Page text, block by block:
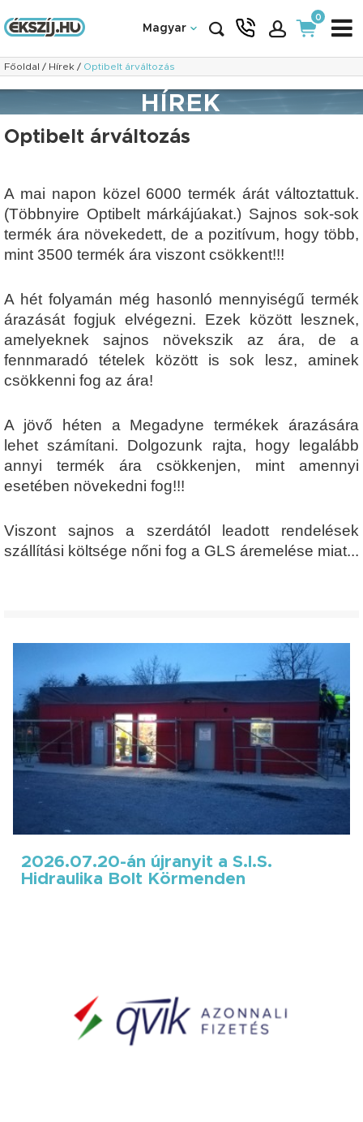
Magyar
0
Főoldal / Hírek / Optibelt árváltozás
HÍREK
Optibelt árváltozás
A mai napon közel 6000 termék árát változtattuk.
(Többnyire Optibelt márkájúakat.) Sajnos sok-sok
termék ára növekedett, de a pozitívum, hogy több,
mint 3500 termék ára viszont csökkent!!!
A hét folyamán még hasonló mennyiségű termék
árazását fogjuk elvégezni. Ezek között lesznek,
amelyeknek sajnos növekszik az ára, de a
fennmaradó tételek között is sok lesz, aminek
csökkenni fog az ára!
A jövő héten a Megadyne termékek árazására
lehet számítani. Dolgozunk rajta, hogy legalább
annyi termék ára csökkenjen, mint amennyi
esetében növekedni fog!!!
Viszont sajnos a szerdától leadott rendelések
szállítási költsége nőni fog a GLS áremelése miat...
2026.07.20-án újranyit a S.I.S.
Hidraulika Bolt Körmenden